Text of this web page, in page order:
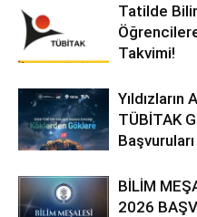
Tatilde
Takvimi!
TÜBİTAK
BİLİM
2026